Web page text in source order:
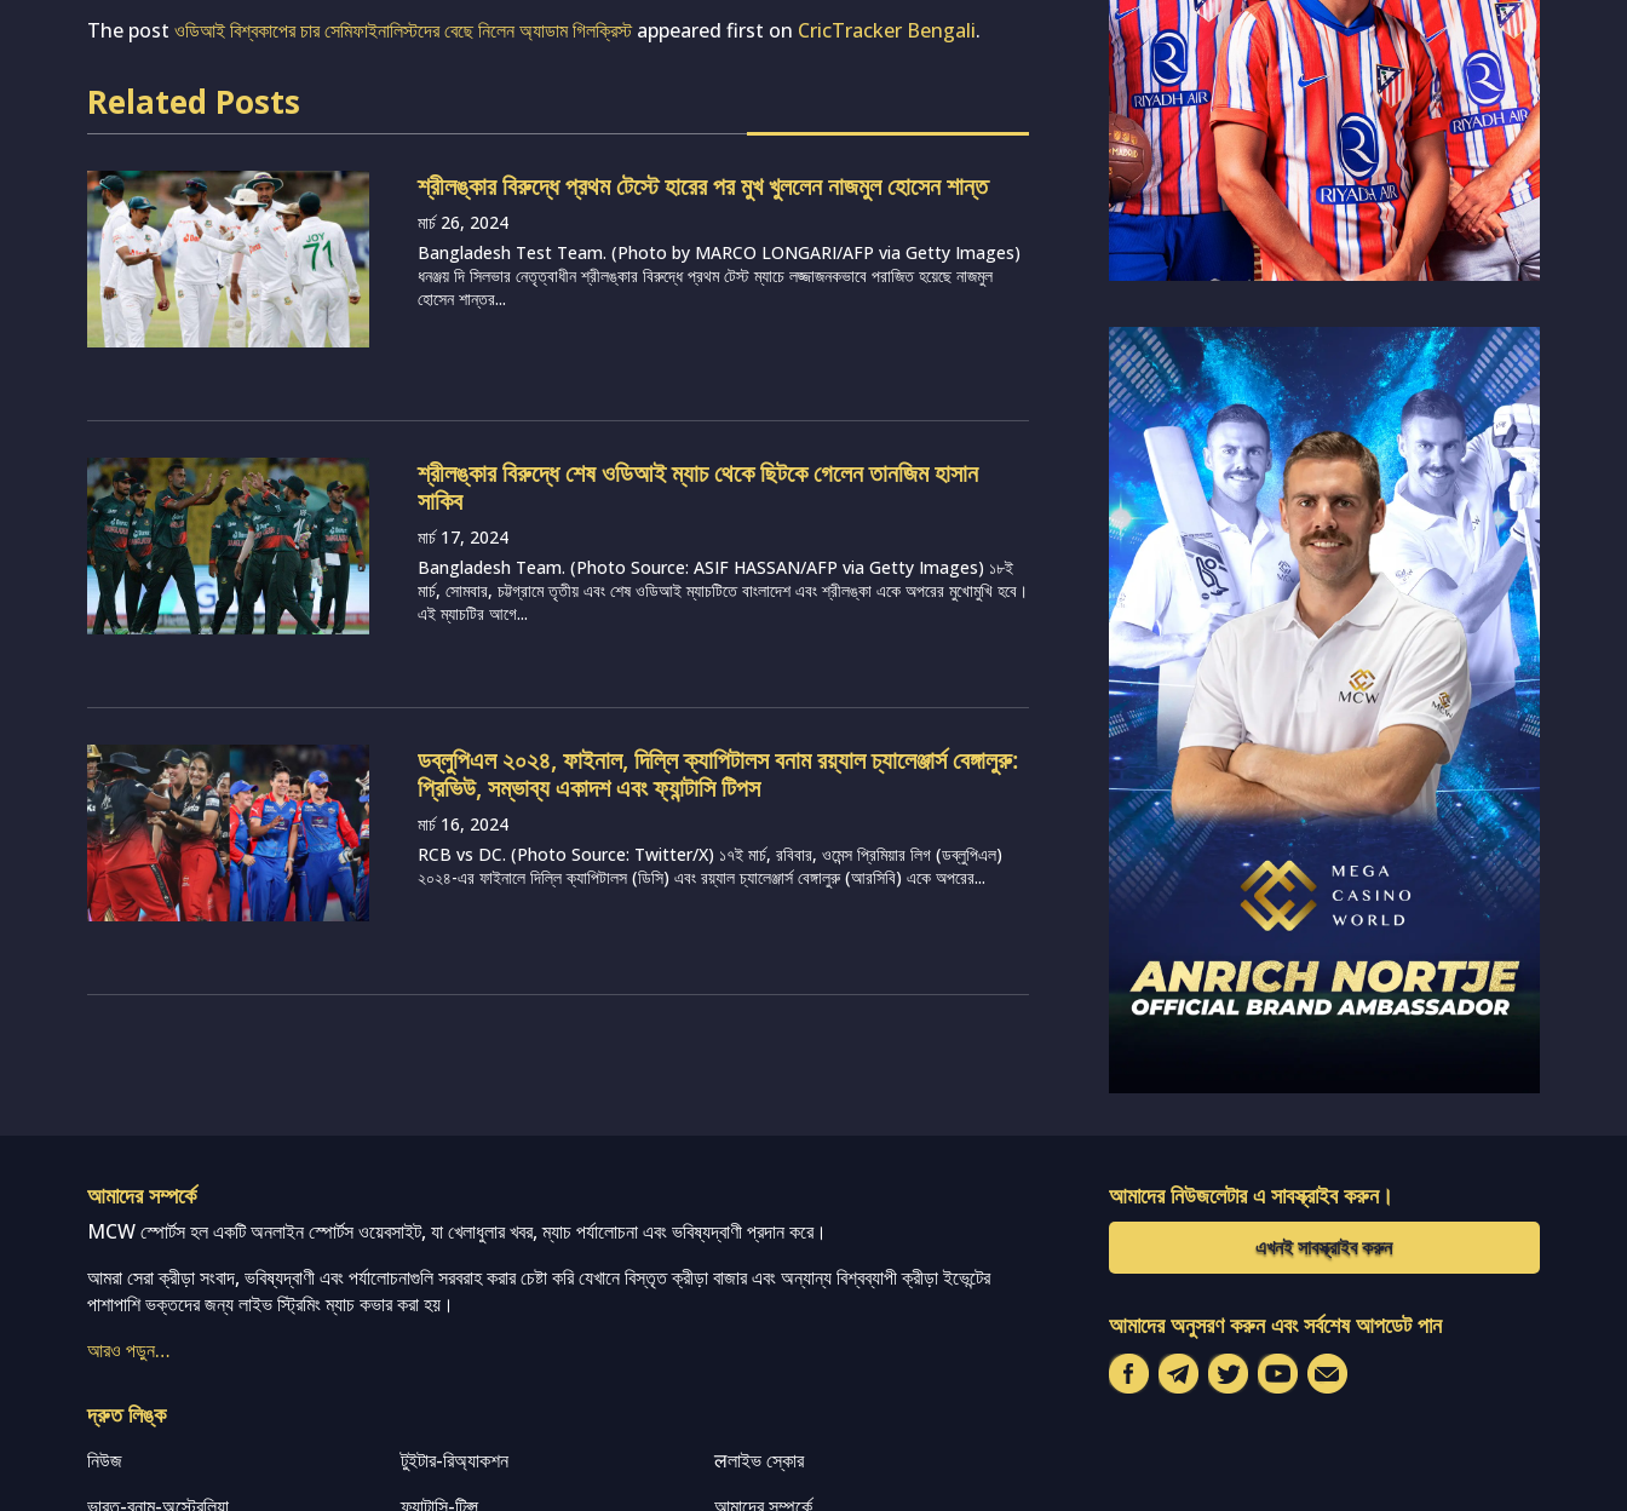
The post ওডিআই বিশ্বকাপের চার সেমিফাইনালিস্টদের বেছে নিলেন অ্যাডাম গিলক্রিস্টappeared first on CricTracker Bengali.
Related Posts
শ্রীলঙ্কার বিরুদ্ধে প্রথম টেস্টে হারের পর মুখ খুললেন নাজমুল হোসেন শান্ত
মার্চ 26, 2024
Bangladesh Test Team. (Photo by MARCO LONGARI/AFP via Getty Images)
ধনঞ্জয় দি সিলভার নেতৃত্বাধীন শ্রীলঙ্কার বিরুদ্ধে প্রথম টেস্ট ম্যাচে লজ্জাজনকভাবে পরাজিত হয়েছে নাজমুল
হোসেন শান্তর...
শ্রীলঙ্কার বিরুদ্ধে শেষ ওডিআই ম্যাচ থেকে ছিটকে গেলেন তানজিম হাসান
সাকিব
মার্চ 17, 2024
Bangladesh Team. (Photo Source: ASIF HASSAN/AFP via Getty Images) ১৮ই
মার্চ, সোমবার, চট্টগ্রামে তৃতীয় এবং শেষ ওডিআই ম্যাচটিতে বাংলাদেশ এবং শ্রীলঙ্কা একে অপরের মুখোমুখি হবে।
এই ম্যাচটির আগে...
ডব্লুপিএল ২০২৪, ফাইনাল, দিল্লি ক্যাপিটালস বনাম রয়্যাল চ্যালেঞ্জার্স বেঙ্গালুরু:
প্রিভিউ, সম্ভাব্য একাদশ এবং ফ্যান্টাসি টিপস
মার্চ 16, 2024
RCB vs DC. (Photo Source: Twitter/X) ১৭ই মার্চ, রবিবার, ওমেন্স প্রিমিয়ার লিগ (ডব্লুপিএল)
২০২৪-এর ফাইনালে দিল্লি ক্যাপিটালস (ডিসি) এবং রয়্যাল চ্যালেঞ্জার্স বেঙ্গালুরু (আরসিবি) একে অপরের...
আমাদের সম্পর্কে
MCW স্পোর্টস হল একটি অনলাইন স্পোর্টস ওয়েবসাইট, যা খেলাধুলার খবর, ম্যাচ পর্যালোচনা এবং ভবিষ্যদ্বাণী প্রদান করে।
আমরা সেরা ক্রীড়া সংবাদ, ভবিষ্যদ্বাণী এবং পর্যালোচনাগুলি সরবরাহ করার চেষ্টা করি যেখানে বিস্তৃত ক্রীড়া বাজার এবং অন্যান্য বিশ্বব্যাপী ক্রীড়া ইভেন্টের
পাশাপাশি ভক্তদের জন্য লাইভ স্ট্রিমিং ম্যাচ কভার করা হয়।
আরও পড়ুন…
দ্রুত লিঙ্ক
নিউজ টুইটার-রিঅ্যাকশন
लলাইভ স্কোর
আমাদের নিউজলেটার এ সাবস্ক্রাইব করুন।
এখনই সাবস্ক্রাইব করুন
আমাদের অনুসরণ করুন এবং সর্বশেষ আপডেট পান